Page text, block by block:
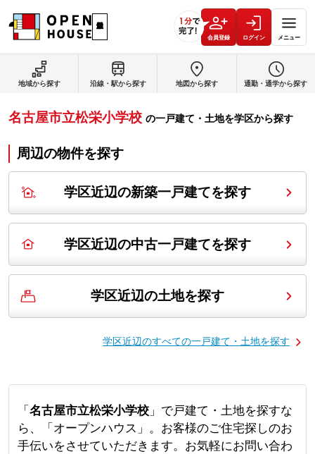
会員登録 ログイン メニュー
地域から探す 沿線・駅から探す 地図から探す 通勤・通学から探す
名古屋市立松栄小学校 の一戸建て・土地を学区から探す
周辺の物件を探す
学区近辺の新築一戸建てを探す
学区近辺の中古一戸建てを探す
学区近辺の土地を探す
学区近辺のすべての一戸建て・土地を探す
「 名古屋市立松栄小学校」で戸建て・土地を探すな
ら、「オープンハウス」。お客様のご住宅探しのお
手伝いをさせていただきます。お気軽にお問い合わ